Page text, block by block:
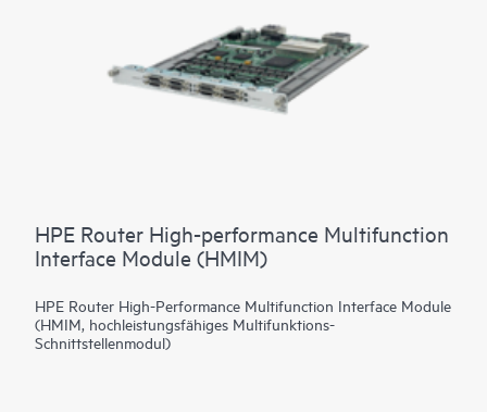
HPE Router High-performance Multifunction
Interface Module (HMIM)
HPE Router High-Performance Multifunction Interface Module
(HMIM, hochleistungsfähiges Multifunktions-
Schnittstellenmodul)